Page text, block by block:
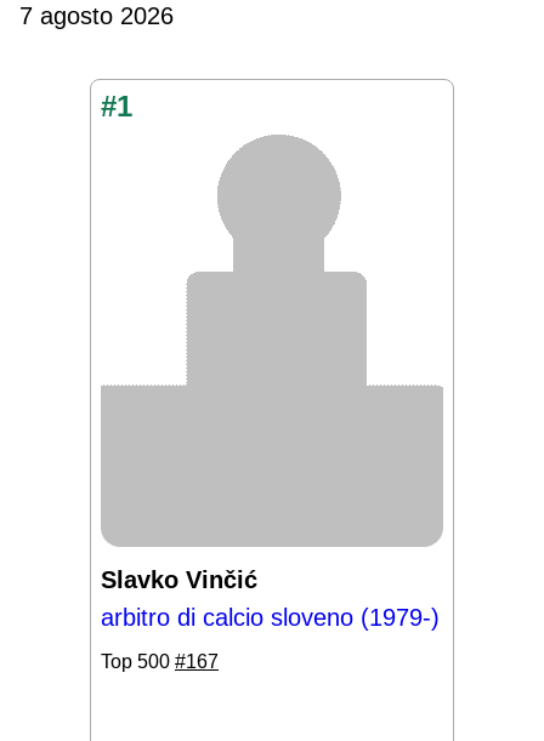
7 agosto 2026
#1
Slavko Vinčić
arbitro di calcio sloveno (1979-)
Top 500 #167